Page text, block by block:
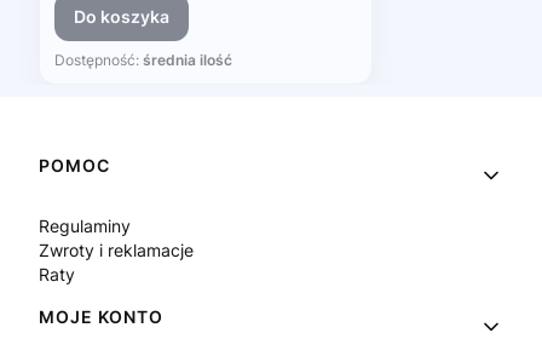
Do koszyka
Dostępność: średnia ilość
Linki w stopce
POMOC
Regulaminy
Zwroty i reklamacje
Raty
MOJE KONTO